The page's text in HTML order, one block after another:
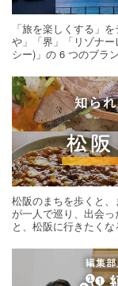
「旅を楽しくする」
や」「界」「リゾナ
シー)」の 6 つのブラ
松阪のまちを歩くと
が一人で巡り、出会
と、松阪に行きたくな